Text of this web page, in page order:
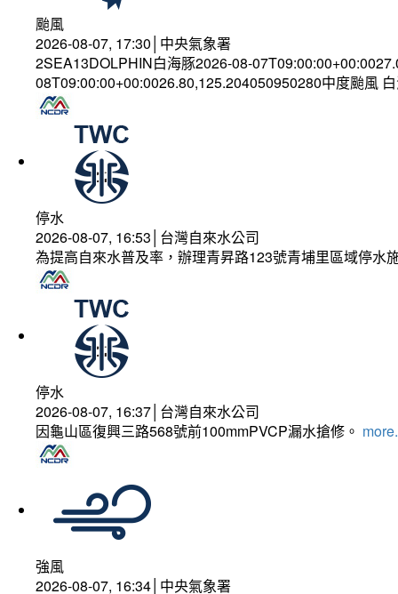
颱風
2026-08-07, 17:30│中央氣象署
2SEA13DOLPHIN白海豚2026-08-
08T09:00:00+00:0026.80,125.204050950280中度颱風
停水
2026-08-07, 16:53│台灣自來水公司
為提高自來水普及率，辦理青昇路123號青埔里區域停水
停水
2026-08-07, 16:37│台灣自來水公司
因龜山區復興三路568號前100mmPVCP漏水搶修。
強風
2026-08-07, 16:34│中央氣象署